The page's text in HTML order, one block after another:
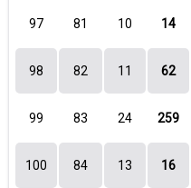
97 81 10 14
98 82 11 62
99 83 24 259
100 84 13 16